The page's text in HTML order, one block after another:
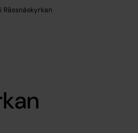
Råssnäskyrkan